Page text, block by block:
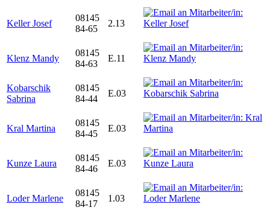
Keller Josef
08145
84-65
2.13
Klenz Mandy
08145
84-63
E.11
Kobarschik
Sabrina
08145
84-44
E.03
Kral Martina
08145
84-45
E.03
Kunze Laura
08145
84-46
E.03
Loder Marlene
08145
84-17
1.03